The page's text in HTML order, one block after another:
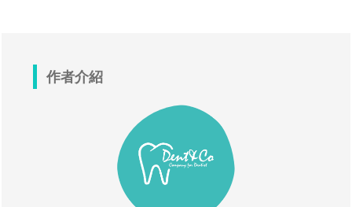
作者介紹